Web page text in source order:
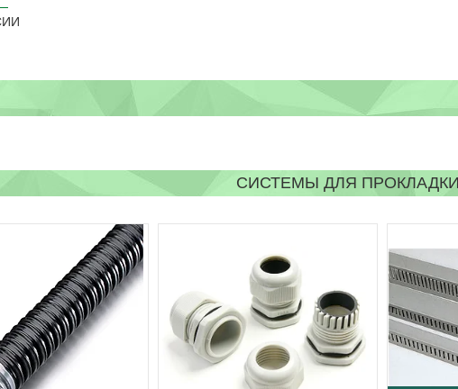
СИСТЕМЫ ДЛЯ